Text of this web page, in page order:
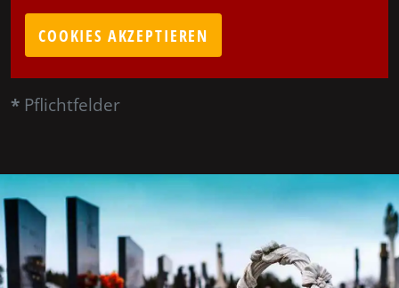
COOKIES AKZEPTIEREN
* Pflichtfelder